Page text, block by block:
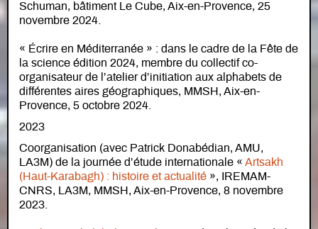
Schuman, bâtiment Le Cube, Aix-en-Provence, 25
novembre 2024.
« Écrire en Méditerranée » : dans le cadre de la Fête de
la science édition 2024, membre du collectif co-
organisateur de l’atelier d’initiation aux alphabets de
différentes aires géographiques, MMSH, Aix-en-
Provence, 5 octobre 2024.
2023
Coorganisation (avec Patrick Donabédian, AMU,
LA3M) de la journée d’étude internationale « Artsakh
(Haut-Karabagh) : histoire et actualité », IREMAM-
CNRS, LA3M, MMSH, Aix-en-Provence, 8 novembre
2023.